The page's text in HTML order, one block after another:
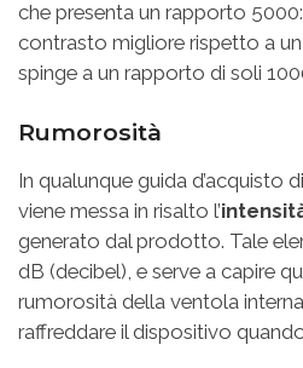
che presenta un rapporto
contrasto migliore rispetto a
spinge a un rapporto di soli
Rumorosità
In qualunque guida d’acquisto
viene messa in risalto l’
generato dal prodotto. Tale
dB (decibel), e serve a capire
rumorosità della ventola
raffreddare il dispositivo